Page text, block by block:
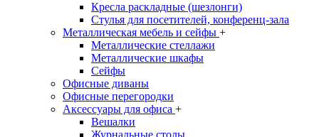
Кресла раскладные (шезлонги)
Стулья для посетителей, конференц-зала
Металлическая мебель и сейфы +
Металлические стеллажи
Металлические шкафы
Сейфы
Офисные диваны
Офисные перегородки
Аксессуары для офиса +
Вешалки
Журнальные столы